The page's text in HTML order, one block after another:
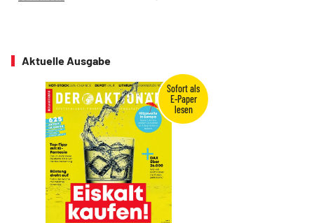
Aktuelle Ausgabe